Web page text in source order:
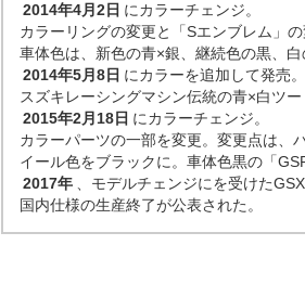
2014年4月2日 にカラーチェンジ。
カラーリングの変更と「Sエンブレム」の
車体色は、新色の青×銀、継続色の黒、白
2014年5月8日 にカラーを追加して発売。
スズキレーシングマシン伝統の青×白ツー
2015年2月18日 にカラーチェンジ。
カラーパーツの一部を変更。変更点は、
イール色をブラックに。車体色黒の「
2017年
、モデルチェンジにを受けた
国内仕様の生産終了が公表された。